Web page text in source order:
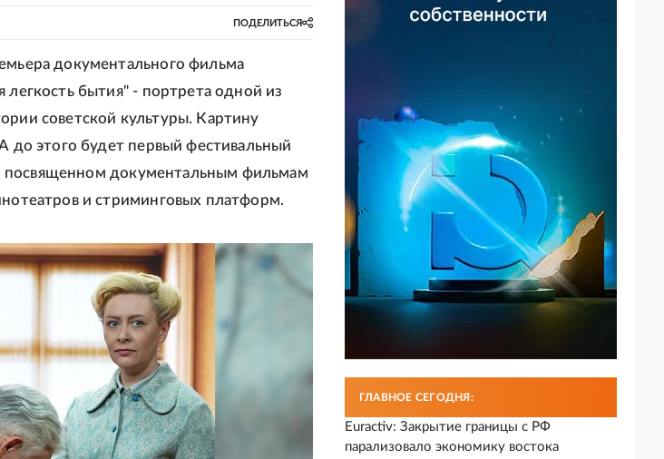
ПОДЕЛИТЬСЯ
документального фильма
бытия" - портрета одной из
советской культуры. Картину
до этого будет первый фестивальный
посвященном документальным фильмам
и стриминговых платформ.
ГЛАВНОЕ СЕГОДНЯ:
Euractiv: Закрытие границы с РФ
парализовало экономику востока